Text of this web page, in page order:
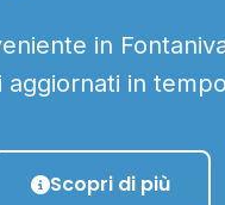
in
aggiornati in
Scopri di più